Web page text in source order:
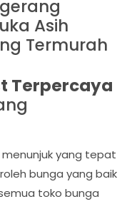
Asih
Termurah
Terpercaya
yang tepat
bunga yang baik
toko bunga